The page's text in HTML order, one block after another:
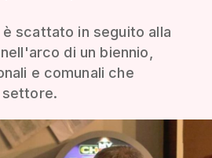
scattato in seguito alla
di un biennio,
e comunali che
settore.